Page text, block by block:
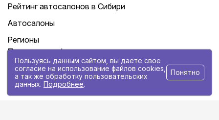
Рейтинг автосалонов в Сибири
Автосалоны
Регионы
Политика конфиденциальности
Контакты
Статьи
Пользуясь данным сайтом, вы даете свое
согласие на использование файлов cookies,
а так же обработку пользовательских
данных. Подробнее.
Понятно